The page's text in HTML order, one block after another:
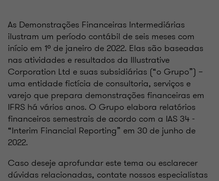
As Demonstrações Financeiras Intermediárias
ilustram um período contábil de seis meses com
início em 1º de janeiro de 2022. Elas são baseadas
nas atividades e resultados da Illustrative
Corporation Ltd e suas subsidiárias (“o Grupo”) –
uma entidade fictícia de consultoria, serviços e
varejo que prepara demonstrações financeiras em
IFRS há vários anos. O Grupo elabora relatórios
financeiros semestrais de acordo com a IAS 34 -
“Interim Financial Reporting” em 30 de junho de
2022.
Caso deseje aprofundar este tema ou esclarecer
dúvidas relacionadas, contate nossos especialistas